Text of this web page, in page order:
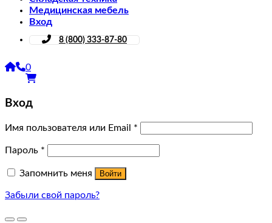
Медицинская мебель
Вход
8 (800) 333-87-80
0
Вход
Имя пользователя или Email *
Пароль *
Запомнить меня Войти
Забыли свой пароль?